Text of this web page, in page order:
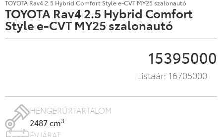
TOYOTA Rav4 2.5 Hybrid Comfort Style e-CVT MY25 szalonautó
TOYOTA Rav4 2.5 Hybrid Comfort
Style e-CVT MY25 szalonautó
15395000
Listaár: 16705000
HENGERŰRTARTALOM
2487 cm3